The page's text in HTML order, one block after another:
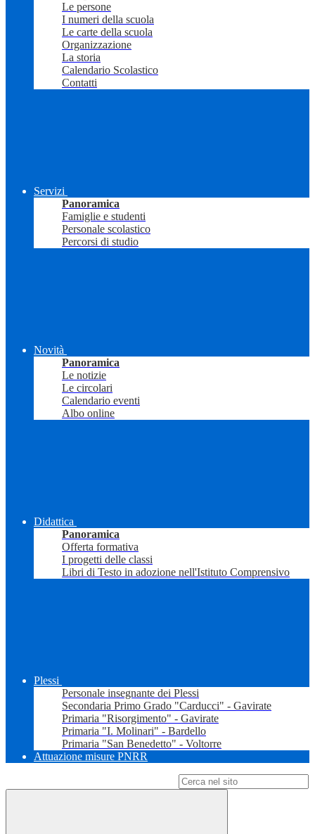
Le persone
I numeri della scuola
Le carte della scuola
Organizzazione
La storia
Calendario Scolastico
Contatti
Servizi
Panoramica
Famiglie e studenti
Personale scolastico
Percorsi di studio
Novità
Panoramica
Le notizie
Le circolari
Calendario eventi
Albo online
Didattica
Panoramica
Offerta formativa
I progetti delle classi
Libri di Testo in adozione nell'Istituto Comprensivo
Plessi
Personale insegnante dei Plessi
Secondaria Primo Grado "Carducci" - Gavirate
Primaria "Risorgimento" - Gavirate
Primaria "I. Molinari" - Bardello
Primaria "San Benedetto" - Voltorre
Attuazione misure PNRR